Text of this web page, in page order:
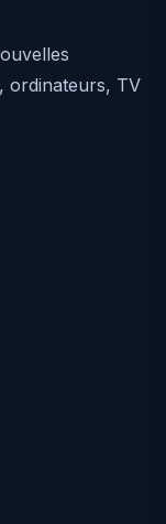
ordinateurs, TV